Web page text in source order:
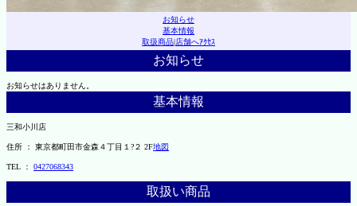
お知らせ
基本情報
取扱商品|店舗へｱｸｾｽ
お知らせ
お知らせはありません。
基本情報
三和小川店
住所 ： 東京都町田市金森４丁目１?２ 2F地図
TEL ： 0427068343
取扱い商品